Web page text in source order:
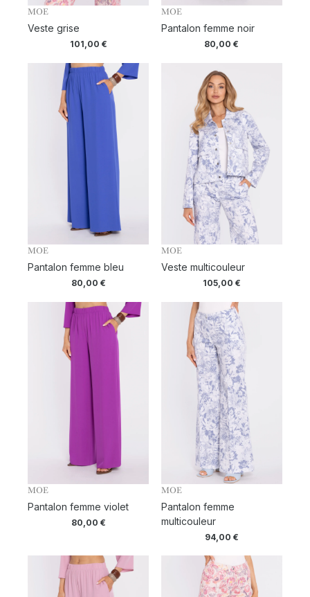
MOE
Veste grise
101,00 €
MOE
Pantalon femme noir
80,00€
MOE
Pantalon femme bleu
80,00 €
MOE
Veste multicouleur
105,00 €
MOE
Pantalon femme violet
80,00 €
MOE
Pantalon femme
multicouleur
94,00 €